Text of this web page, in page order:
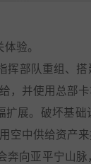
验。
部队重组、
并使用总部卡
展。破坏基
中供给资产来
亚平宁山脉